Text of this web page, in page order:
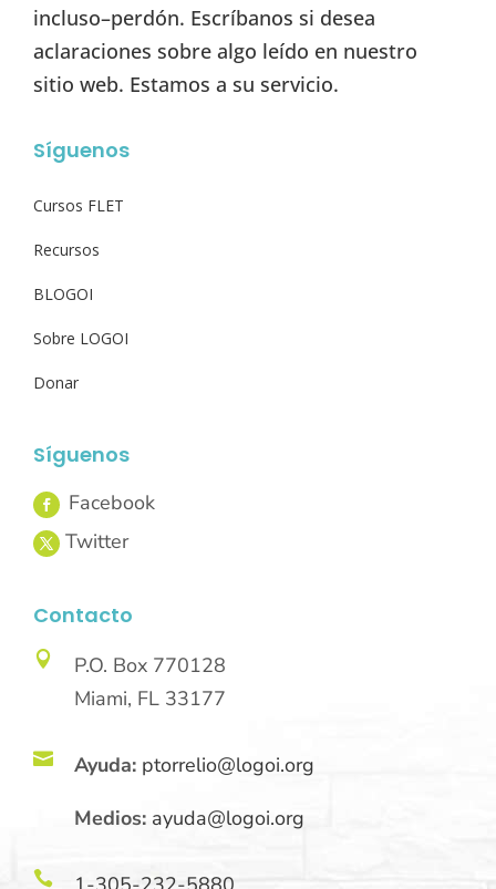
incluso–perdón. Escríbanos si desea
aclaraciones sobre algo leído en nuestro
sitio web. Estamos a su servicio.
Síguenos
Cursos FLET
Recursos
BLOGOI
Sobre LOGOI
Donar
Síguenos
Contacto

P.O. Box 770128
Miami, FL 33177
 Ayuda: ptorrelio@logoi.org
Medios: ayuda@logoi.org
